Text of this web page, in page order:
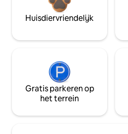
Huisdiervriendelijk
Gratis parkeren op
het terrein